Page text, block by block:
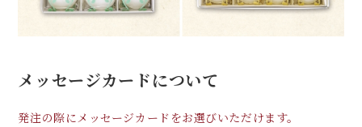
メッセージカードについて
発注の際にメッセージカードをお選びいただけます。